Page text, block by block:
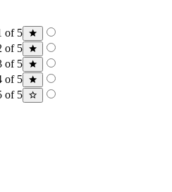
of 5
of 5
of 5
of 5
of 5